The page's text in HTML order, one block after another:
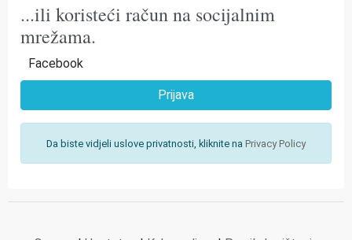
...ili koristeći račun na socijalnim
mrežama.
Facebook
Prijava
Da biste vidjeli uslove privatnosti, kliknite na Privacy Policy